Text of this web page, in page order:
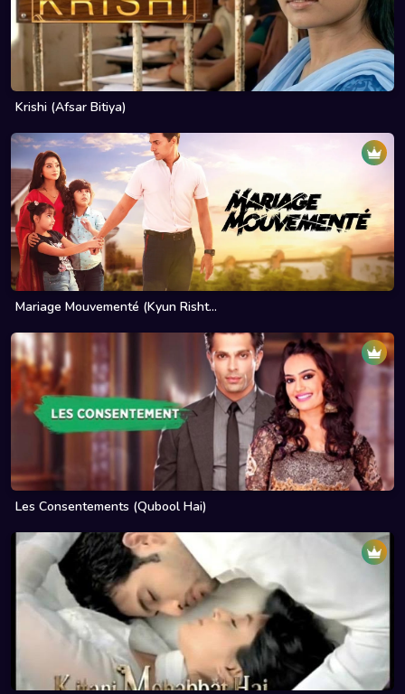
Krishi (Afsar Bitiya)
Mariage Mouvementé (Kyun Risht...
Les Consentements (Qubool Hai)